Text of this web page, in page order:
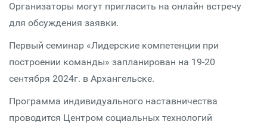
Организаторы могут пригласить на онлайн встречу
для обсуждения заявки.
Первый семинар «Лидерские компетенции при
построении команды» запланирован на 19-20
сентября 2024г. в Архангельске.
Программа индивидуального наставничества
проводится Центром социальных технологий